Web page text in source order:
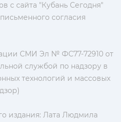
с сайта "Кубань Сегодня"
согласия
СМИ Эл № ФС77-72910 от
службой по надзору в
технологий и массовых
издания: Лата Людмила